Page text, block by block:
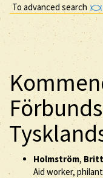
To advanced search
Holmström,
Aid worker,